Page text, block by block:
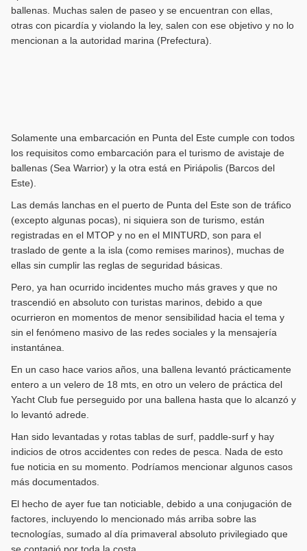
ballenas. Muchas salen de paseo y se encuentran con ellas,
otras con picardía y violando la ley, salen con ese objetivo y no lo
mencionan a la autoridad marina (Prefectura).
Solamente una embarcación en Punta del Este cumple con todos
los requisitos como embarcación para el turismo de avistaje de
ballenas (Sea Warrior) y la otra está en Piriápolis (Barcos del
Este).
Las demás lanchas en el puerto de Punta del Este son de tráfico
(excepto algunas pocas), ni siquiera son de turismo, están
registradas en el MTOP y no en el MINTURD, son para el
traslado de gente a la isla (como remises marinos), muchas de
ellas sin cumplir las reglas de seguridad básicas.
Pero, ya han ocurrido incidentes mucho más graves y que no
trascendió en absoluto con turistas marinos, debido a que
ocurrieron en momentos de menor sensibilidad hacia el tema y
sin el fenómeno masivo de las redes sociales y la mensajería
instantánea.
En un caso hace varios años, una ballena levantó prácticamente
entero a un velero de 18 mts, en otro un velero de práctica del
Yacht Club fue perseguido por una ballena hasta que lo alcanzó y
lo levantó adrede.
Han sido levantadas y rotas tablas de surf, paddle-surf y hay
indicios de otros accidentes con redes de pesca. Nada de esto
fue noticia en su momento. Podríamos mencionar algunos casos
más documentados.
El hecho de ayer fue tan noticiable, debido a una conjugación de
factores, incluyendo lo mencionado más arriba sobre las
tecnologías, sumado al día primaveral absoluto privilegiado que